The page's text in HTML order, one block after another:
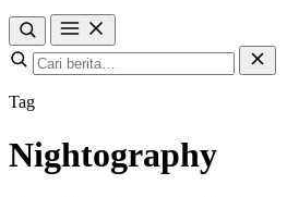
Tag
Nightography